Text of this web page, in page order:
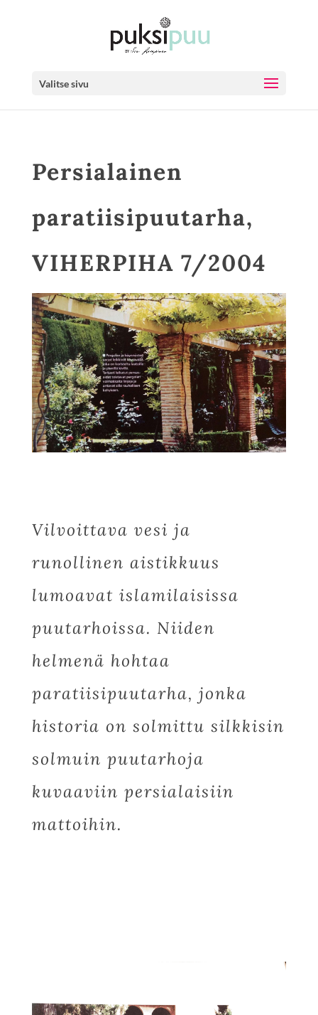
Valitse sivu
Persialainen
paratiisipuutarha,
VIHERPIHA 7/2004
Vilvoittava vesi ja
runollinen aistikkuus
lumoavat islamilaisissa
puutarhoissa. Niiden
helmenä hohtaa
paratiisipuutarha, jonka
historia on solmittu silkkisin
solmuin puutarhoja
kuvaaviin persialaisiin
mattoihin.